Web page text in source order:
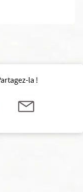
la !